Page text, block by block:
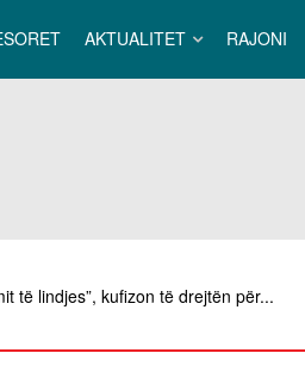
AKTUALITET RAJONI
të lindjes”, kufizon të drejtën për...